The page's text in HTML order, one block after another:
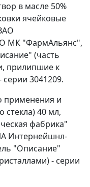
в масле 50%
ячейковые
МК "ФармАльянс",
(часть
прилипшие к
3041209.
применения и
стекла) 40 мл,
фабрика"
Интернейшнл-
"Описание"
- серии